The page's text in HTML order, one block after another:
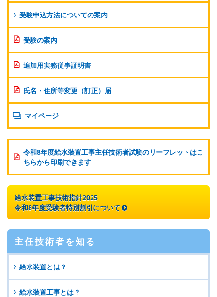
受験申込方法についての案内
受験の案内
追加用実務従事証明書
氏名・住所等変更（訂正）届
マイページ
令和8年度給水装置工事主任技術者試験のリーフレットはこ
ちらから印刷できます
給水装置工事技術指針2025
令和8年度受験者特別割引について
主任技術者を知る
給水装置とは？
給水装置工事とは？